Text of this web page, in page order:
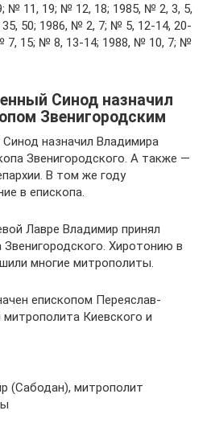
№ 11, 19; № 12, 18; 1985, № 2, 3, 5,
50; 1986, № 2, 7; № 5, 12-14, 20-
7, 15; № 8, 13-14; 1988, № 10, 7; №
Синод назначил
Звенигородским
назначил Владимира
Звенигородского. А также —
В том же году
в епископа.
Лавре Владимир принял
Хиротонию в
многие митрополиты.
епископом Переяслав-
Киевского и
(Сабодан), митрополит